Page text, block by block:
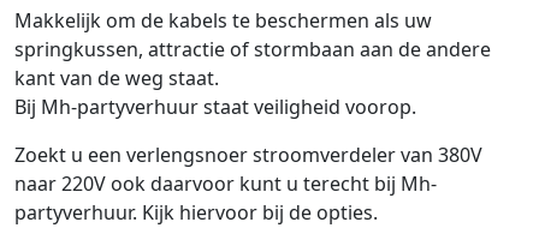
Makkelijk om de kabels te beschermen als uw
springkussen, attractie of stormbaan aan de andere
kant van de weg staat.
Bij Mh-partyverhuur staat veiligheid voorop.
Zoekt u een verlengsnoer stroomverdeler van 380V
naar 220V ook daarvoor kunt u terecht bij Mh-
partyverhuur. Kijk hiervoor bij de opties.